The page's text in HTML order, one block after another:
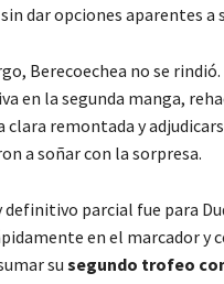
dar opciones aparentes a
Berecoechea no se
en la segunda manga,
clara remontada y
a soñar con la sorpresa.
definitivo parcial fue para
en el marcador y
su segundo trofeo